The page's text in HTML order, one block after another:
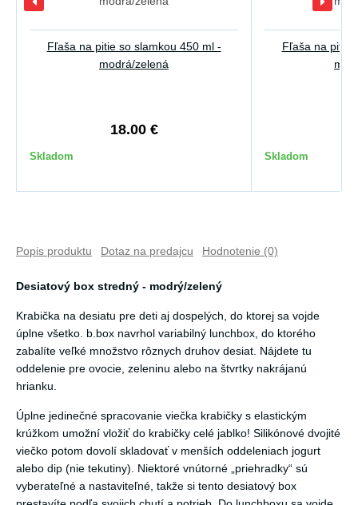
Fľaša na pitie so slamkou 450 ml -
modrá/zelená
18.00 €
Skladom
Fľaša na pitie
Skladom
Popis produktu Dotaz na predajcu Hodnotenie (0)
Desiatový box stredný - modrý/zelený
Krabička na desiatu pre deti aj dospelých, do ktorej sa vojde
úplne všetko. b.box navrhol variabilný lunchbox, do ktorého
zabalíte veľké množstvo rôznych druhov desiat. Nájdete tu
oddelenie pre ovocie, zeleninu alebo na štvrtky nakrájanú
hrianku.
Úplne jedinečné spracovanie viečka krabičky s elastickým
krúžkom umožní vložiť do krabičky celé jablko! Silikónové dvojité
viečko potom dovolí skladovať v menších oddeleniach jogurt
alebo dip (nie tekutiny). Niektoré vnútorné „priehradky“ sú
vyberateľné a nastaviteľné, takže si tento desiatový box